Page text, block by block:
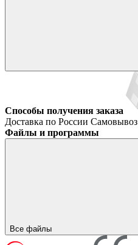
Способы получения заказа
Доставка по России Самовывоз
Файлы и программы
Все файлы